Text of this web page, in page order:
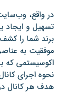
در واقع،
تسهیل و ایجاد
برند شما را
موفقیت به
اکوسیستمی که
نحوه اجرای
هدف هر کانال